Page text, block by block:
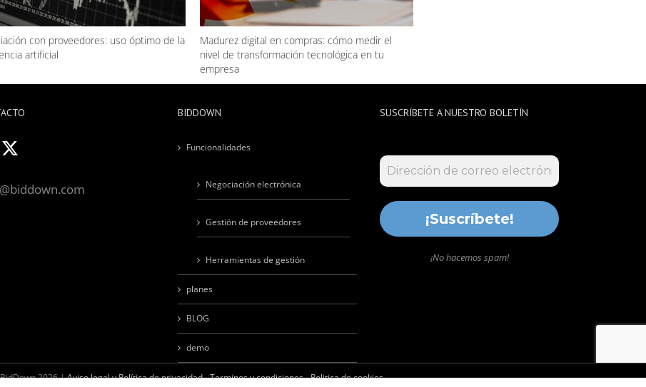
con proveedores: uso óptimo de la
artificial
Madurez digital en compras: cómo medir el
nivel de transformación tecnológica en tu
empresa
BIDDOWN
Funcionalidades
Negociación electrónica
Gestión de proveedores
Herramientas de gestión
planes
BLOG
demo
SUSCRÍBETE A NUESTRO BOLETÍN
¡No hacemos spam!
2026 |Aviso legal y Política de privacidad-Terminos y condiciones-Politica de cookies